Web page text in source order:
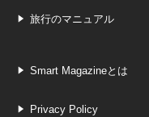
旅行のマニュアル
Smart Magazineとは
Privacy Policy